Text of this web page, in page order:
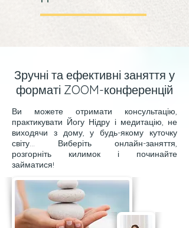
​Зручні та ефективні заняття у
форматі ZOOM-конференцій
Ви можете отримати консультацію,
практикувати Йогу Нідру і медитацію, не
виходячи з дому, у будь-якому куточку
світу... Виберіть онлайн-заняття,
розгорніть килимок і починайте
займатися!